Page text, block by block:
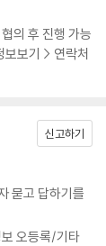
의 후 진행 가능
보보기 > 연락처
신고하기
묻고 답하기를
오등록/기타